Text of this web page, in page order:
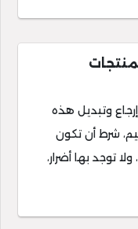
وتبديل هذه
التسليم، شرط أن تكون
توجد بها أضرار،